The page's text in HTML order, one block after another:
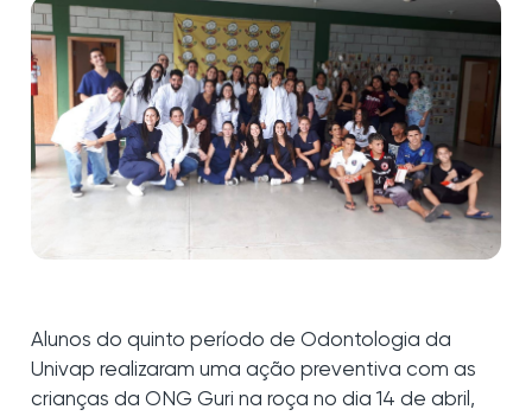
Alunos do quinto período de Odontologia da
Univap realizaram uma ação preventiva com as
crianças da ONG Guri na roça no dia 14 de abril,